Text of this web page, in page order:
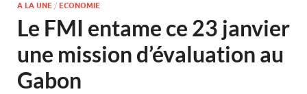
A LA UNE / ECONOMIE
Le FMI entame ce 23 janvier
une mission d’évaluation au
Gabon